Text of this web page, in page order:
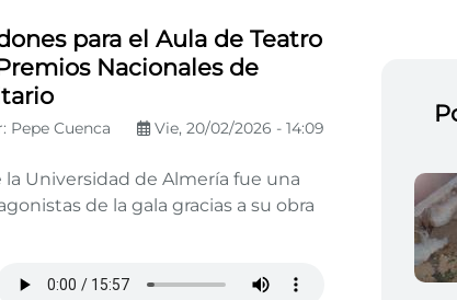
para el Aula de Teatro
Nacionales de
Pepe Cuenca Vie, 20/02/2026 - 14:09
la Universidad de Almería fue una
de la gala gracias a su obra